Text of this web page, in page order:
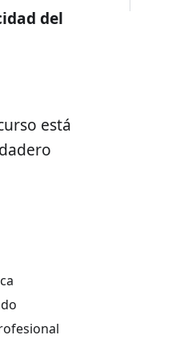
del
está